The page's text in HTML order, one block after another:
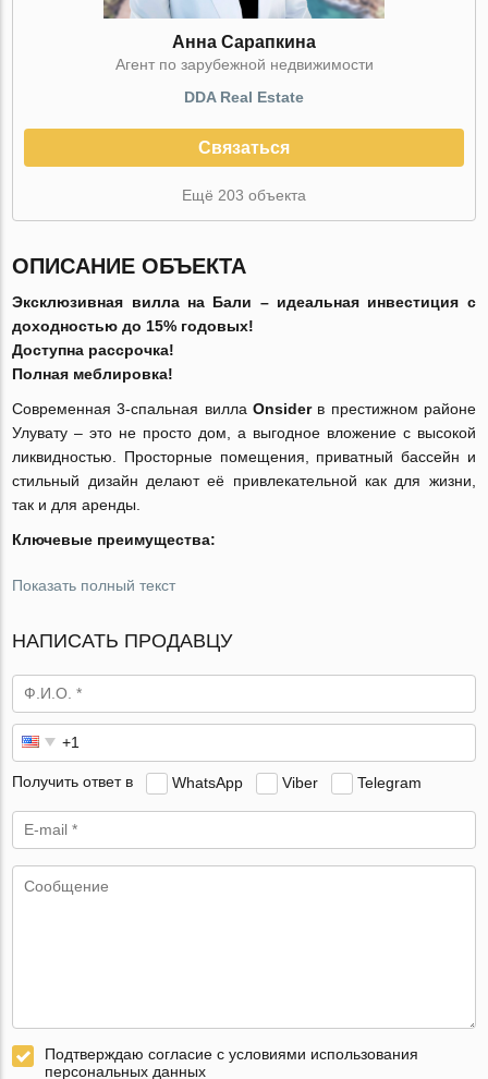
Анна Сарапкина
Агент по зарубежной недвижимости
DDA Real Estate
Связаться
Ещё 203 объекта
ОПИСАНИЕ ОБЪЕКТА
Эксклюзивная вилла на Бали – идеальная инвестиция с
доходностью до 15% годовых!
Доступна рассрочка!
Полная меблировка!
Современная 3-спальная вилла Onsiderв престижном районе
Улувату – это не просто дом, а выгодное вложение с высокой
ликвидностью. Просторные помещения, приватный бассейн и
стильный дизайн делают её привлекательной как для жизни,
так и для аренды.
Ключевые преимущества:
Показать полный текст
НАПИСАТЬ ПРОДАВЦУ
Получить ответ в WhatsApp Viber Telegram
Подтверждаю согласие с условиями использования
персональных данных